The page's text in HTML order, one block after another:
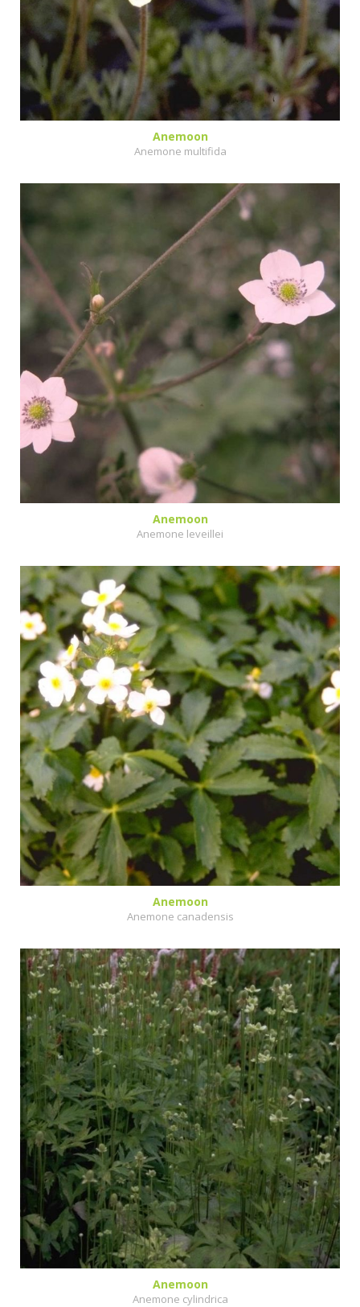
Anemoon
Anemone multifida
Anemoon
Anemone leveillei
Anemoon
Anemone canadensis
Anemoon
Anemone cylindrica